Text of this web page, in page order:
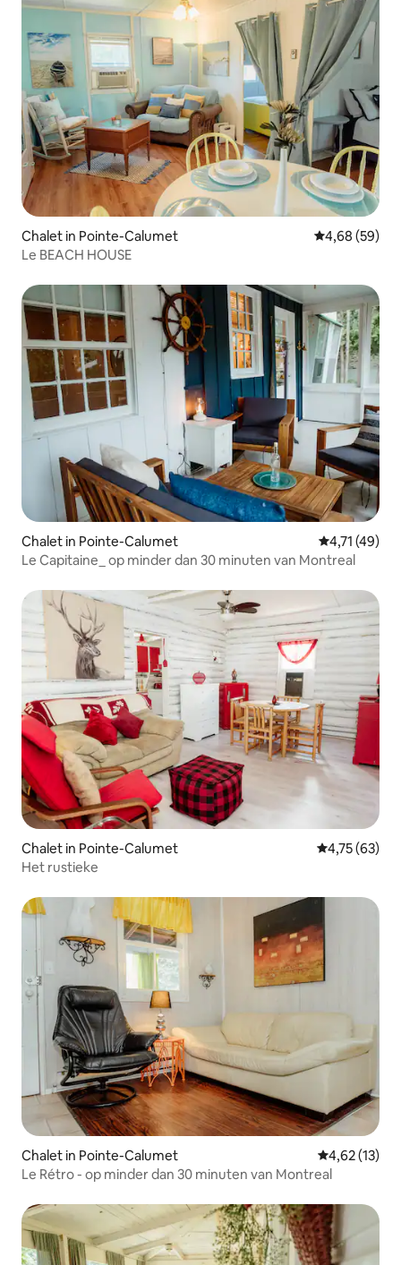
Chalet in Pointe-Calumet Gemiddelde
4,68 (59)
Le BEACH HOUSE
Chalet in Pointe-Calumet Gemiddelde
4,71 (49)
Le Capitaine_ op minder dan 30 minuten van Montreal
Chalet in Pointe-Calumet Gemiddelde
4,75 (63)
Het rustieke
Chalet in Pointe-Calumet Gemiddelde
4,62 (13)
Le Rétro - op minder dan 30 minuten van Montreal